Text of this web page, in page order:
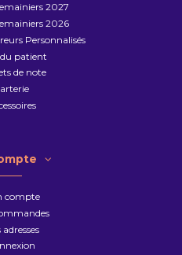
2027
2026
Personnalisés
patient
de note
compte
adresses